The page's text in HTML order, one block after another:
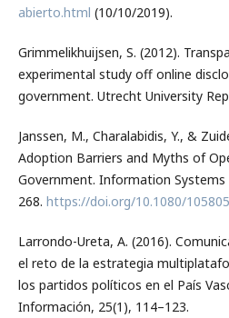
abierto.html (10/10/2019).
Grimmelikhuijsen, S. (2012).
experimental study off online
government. Utrecht University
Janssen, M., Charalabidis, Y., &
Adoption Barriers and Myths of
Government. Information
268. https://doi.org/10.1080/
Larrondo-Ureta, A. (2016).
el reto de la estrategia
los partidos políticos en el País
Información, 25(1), 114–123.